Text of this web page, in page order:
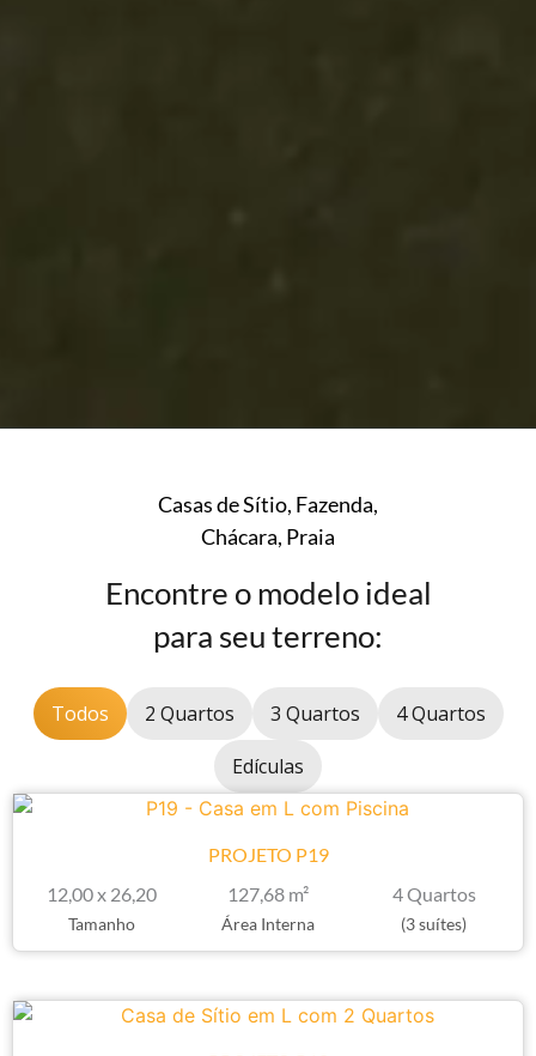
Casas de Sítio, Fazenda,
Chácara, Praia
Encontre o modelo ideal
para seu terreno:
Todos 2 Quartos 3 Quartos
4 Quartos
Edículas
PROJETO P19
12,00 x 26,20
Tamanho
127,68 m²
Área Interna
4 Quartos
(3 suítes)